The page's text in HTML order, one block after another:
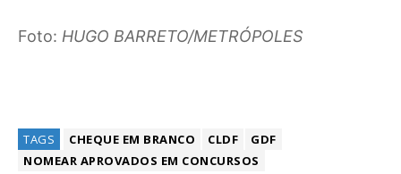
Foto: HUGO BARRETO/METRÓPOLES
TAGS CHEQUE EM BRANCO CLDF
GDF
NOMEAR APROVADOS EM CONCURSOS